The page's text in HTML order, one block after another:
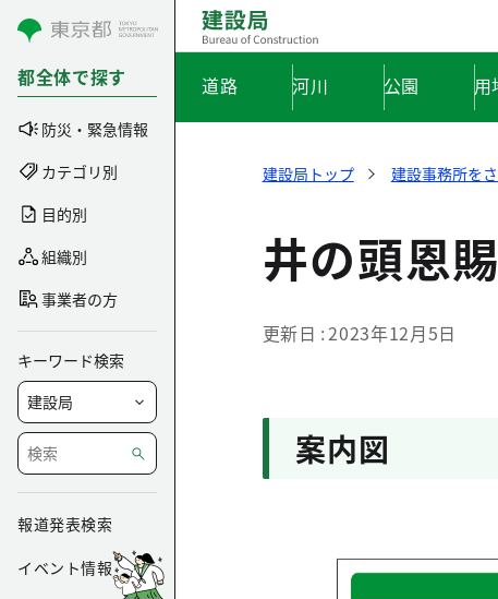
コンテンツにスキップ
都全体で探す
防災・緊急情報
カテゴリ別
目的別
組織別
事業者の方
キーワード検索
報道発表検索
イベント情報
道路 河川 公園 用
建設局トップ 建設事務所を
井の頭恩
更新日 2023年12月5日
案内図